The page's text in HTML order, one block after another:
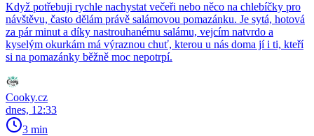
Když potřebuji rychle nachystat večeři nebo něco na chlebíčky pro
návštěvu, často dělám právě salámovou pomazánku. Je sytá, hotová
za pár minut a díky nastrouhanému salámu, vejcím natvrdo a
kyselým okurkám má výraznou chuť, kterou u nás doma jí i ti, kteří
si na pomazánky běžně moc nepotrpí.
Cooky.cz
dnes, 12:33
3 min